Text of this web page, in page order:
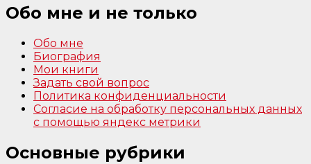
Обо мне и не только
Обо мне
Биография
Мои книги
Задать свой вопрос
Политика конфиденциальности
Согласие на обработку персональных данных
с помощью яндекс метрики
Основные рубрики